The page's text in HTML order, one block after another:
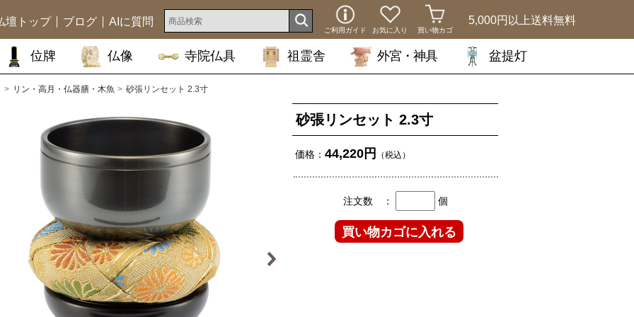
5,000円以上送料無料
ご利用ガイド お気に入り 買い物カゴ
壇トップ ブログ AIに質問
位牌 仏像 寺院仏具 祖霊舎 外宮・神具 盆提灯
リン・高月・仏器膳・木魚 砂張リンセット 2.3寸
砂張リンセット 2.3寸
価格： 44,220円 （税込）
注文数 ： 個